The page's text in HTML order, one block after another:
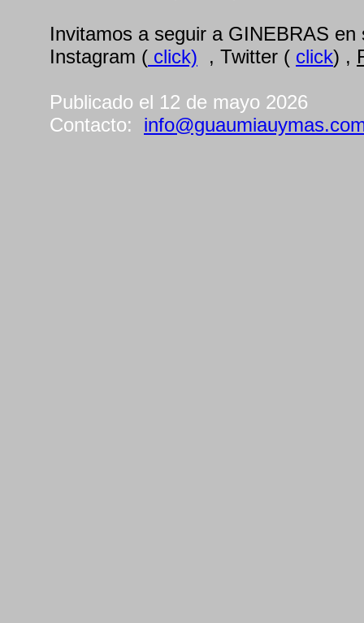
Invitamos a seguir a GINEBRAS
Instagram ( click) , Twitter ( click) ,
Publicado el 12 de mayo 2026
Contacto: